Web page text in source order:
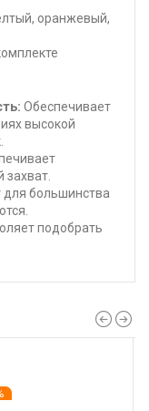
оранжевый,
Обеспечивает
высокой
для большинства
подобрать